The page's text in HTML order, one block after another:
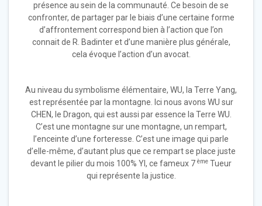
présence au sein de la communauté. Ce besoin de se
confronter, de partager par le biais d’une certaine forme
d’affrontement correspond bien à l’action que l’on
connait de R. Badinter et d’une manière plus générale,
cela évoque l’action d’un avocat.
Au niveau du symbolisme élémentaire, WU, la Terre Yang,
est représentée par la montagne. Ici nous avons WU sur
CHEN, le Dragon, qui est aussi par essence la Terre WU.
C’est une montagne sur une montagne, un rempart,
l’enceinte d’une forteresse. C’est une image qui parle
d’elle-même, d’autant plus que ce rempart se place juste
devant le pilier du mois 100% YI, ce fameux 7 ème Tueur
qui représente la justice.